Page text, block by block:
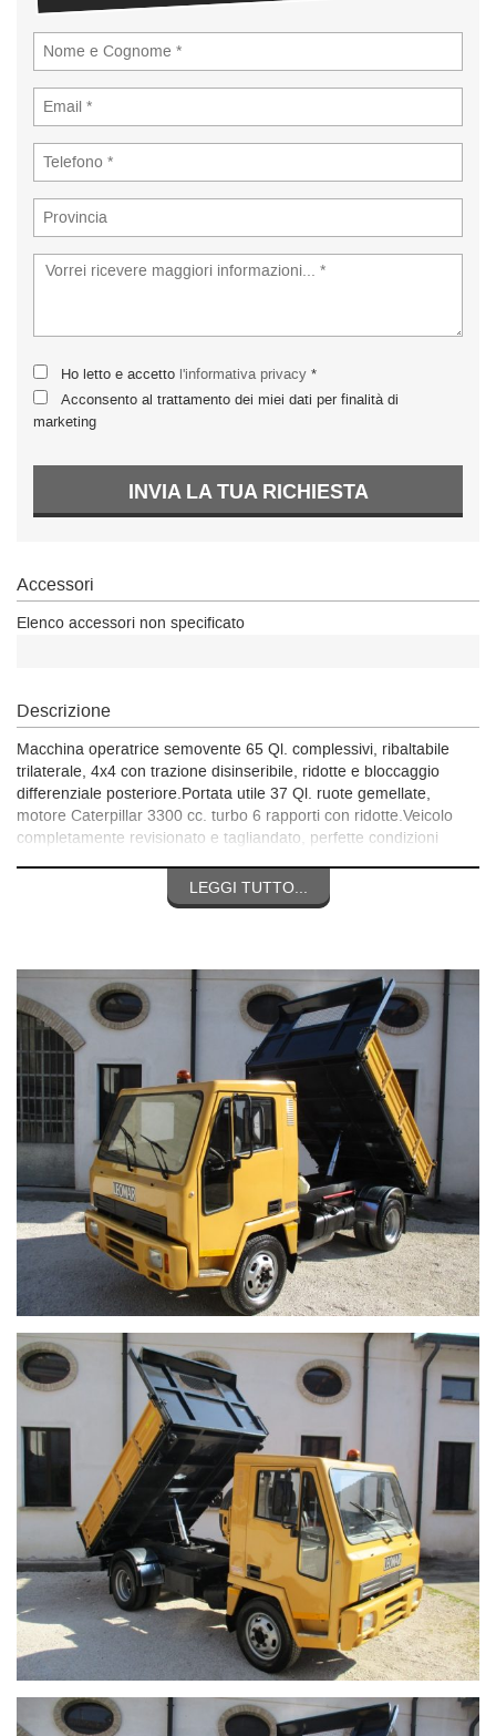
Ho letto e accetto l'informativa privacy *
Acconsento al trattamento dei miei dati per finalità di
marketing
INVIA LA TUA RICHIESTA
Accessori
Elenco accessori non specificato
Descrizione
Macchina operatrice semovente 65 Ql. complessivi, ribaltabile
trilaterale, 4x4 con trazione disinseribile, ridotte e bloccaggio
differenziale posteriore.Portata utile 37 Ql. ruote gemellate,
motore Caterpillar 3300 cc. turbo 6 rapporti con ridotte.Veicolo
completamente revisionato e tagliandato, perfette condizioni
LEGGI TUTTO...